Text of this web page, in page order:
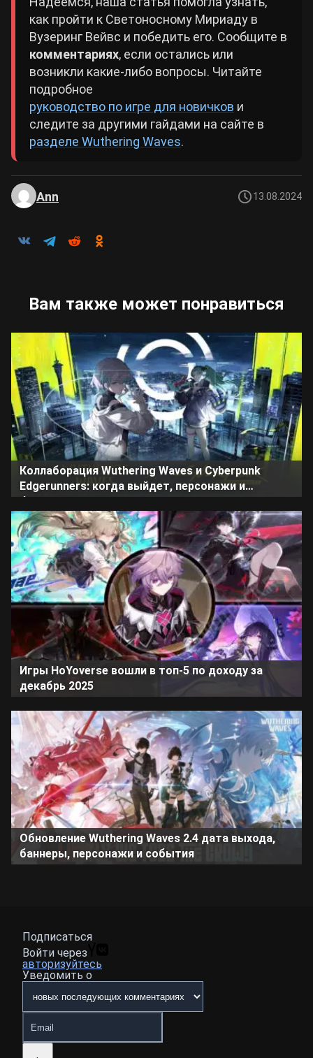
как пройти к Светоносному Мириаду в
Вузеринг Вейвс и победить его. Сообщите в
комментариях, если остались или
возникли какие-либо вопросы. Читайте
подробное
руководство по игре для новичков и
следите за другими гайдами на сайте в
разделе Wuthering Waves.
Ann 13.08.2024
Вам также может понравиться
Коллаборация Wuthering Waves и Cyberpunk
Edgerunners: когда выйдет, персонажи и
Игры HoYoverse вошли в топ-5 по доходу за
декабрь 2025
Обновление Wuthering Waves 2.4 дата выхода,
баннеры, персонажи и события
Подписаться
Войти через
авторизуйтесь
Уведомить о